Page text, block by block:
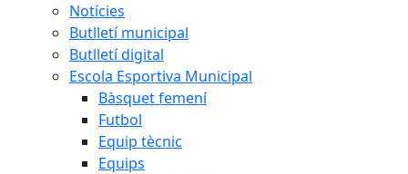
Notícies
Butlletí municipal
Butlletí digital
Escola Esportiva Municipal
Bàsquet femení
Futbol
Equip tècnic
Equips